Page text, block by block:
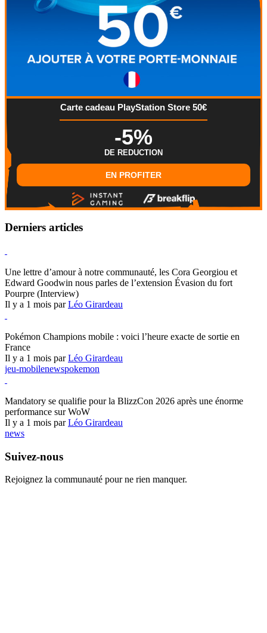
Carte cadeau PlayStation Store 50€
-5%
DE REDUCTION
EN PROFITER
Derniers articles
Une lettre d’amour à notre communauté, les Cora Georgiou et
Edward Goodwin nous parles de l’extension Évasion du fort
Pourpre (Interview)
Il y a 1 mois parLéo Girardeau
Pokémon Champions mobile : voici l’heure exacte de sortie en
France
Il y a 1 mois parLéo Girardeau
jeu-mobilenewspokemon
Mandatory se qualifie pour la BlizzCon 2026 après une énorme
performance sur WoW
Il y a 1 mois parLéo Girardeau
news
Suivez-nous
Rejoignez la communauté pour ne rien manquer.